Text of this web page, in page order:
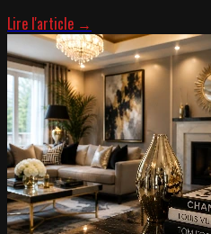
Lire l'article →